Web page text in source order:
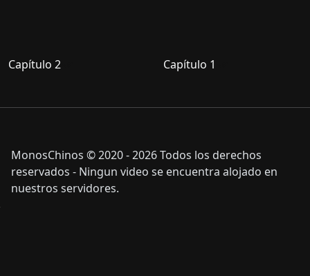
Capítulo 2 Capítulo 1
MonosChinos © 2020 - 2026 Todos los derechos
reservados - Ningun video se encuentra alojado en
nuestros servidores.